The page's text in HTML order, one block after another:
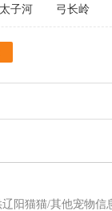
太子河 弓长岭
阳猫猫/其他宠物